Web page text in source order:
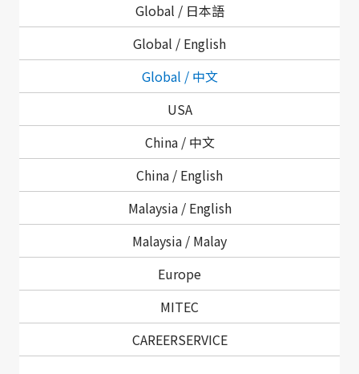
Global / 日本語
Global / English
Global / 中文
USA
China / 中文
China / English
Malaysia / English
Malaysia / Malay
Europe
MITEC
CAREERSERVICE
行业和应用类的产品
如需产品信息和定制服务，请随时与我们联系